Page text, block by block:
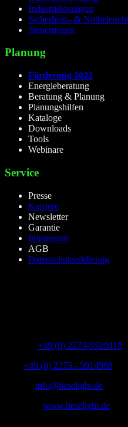
Industrielösungen
Sicherheits- &
Steuerungen
Planung
Förderung 2022
Energieberatung
Beratung & Planung
Planungshilfen
Kataloge
Downloads
Tools
Webinare
Service
Presse
Karriere
Newsletter
Garantie
Impressum
AGB
Datenschutzerklärung
+49 (0) 2273-9529419
+49 (0) 2273 - 5914988
info@lieselight.de
www.lieselight.de